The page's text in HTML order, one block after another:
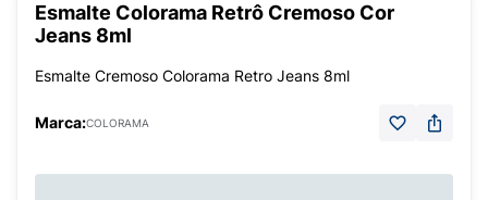
Esmalte Colorama Retrô Cremoso Cor
Jeans 8ml
Esmalte Cremoso Colorama Retro Jeans 8ml
Marca:COLORAMA